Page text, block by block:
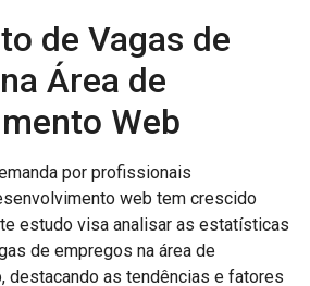
de Vagas de
Área de
Web
por profissionais
web tem crescido
estudo visa analisar as estatísticas
de empregos na área de
destacando as tendências e fatores